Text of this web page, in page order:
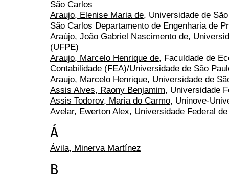
São Carlos
Araujo, Elenise Maria de, Universidade de
São Carlos Departamento de Engenharia de
Araújo, João Gabriel Nascimento de,
(UFPE)
Araujo, Marcelo Henrique de, Faculdade de
Contabilidade (FEA)/Universidade de São
Araujo, Marcelo Henrique, Universidade de
Assis Alves, Raony Benjamim, Universidade
Assis Todorov, Maria do Carmo, Uninove-
Avelar, Ewerton Alex, Universidade Federal
Á
Ávila, Minerva Martínez
B